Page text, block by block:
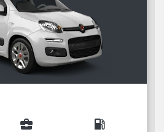
business_center local_gas_station